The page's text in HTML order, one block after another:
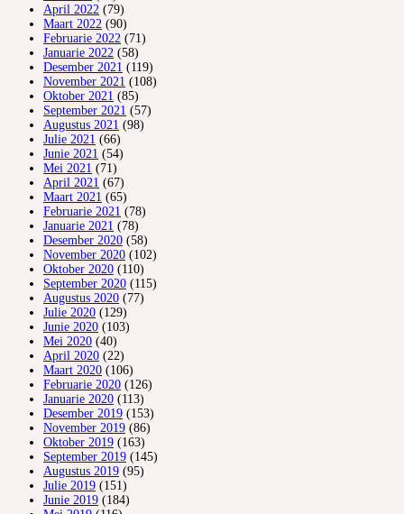
April 2022 (79)
Maart 2022 (90)
Februarie 2022 (71)
Januarie 2022 (58)
Desember 2021 (119)
November 2021 (108)
Oktober 2021 (85)
September 2021 (57)
Augustus 2021 (98)
Julie 2021 (66)
Junie 2021 (54)
Mei 2021 (71)
April 2021 (67)
Maart 2021 (65)
Februarie 2021 (78)
Januarie 2021 (78)
Desember 2020 (58)
November 2020 (102)
Oktober 2020 (110)
September 2020 (115)
Augustus 2020 (77)
Julie 2020 (129)
Junie 2020 (103)
Mei 2020 (40)
April 2020 (22)
Maart 2020 (106)
Februarie 2020 (126)
Januarie 2020 (113)
Desember 2019 (153)
November 2019 (86)
Oktober 2019 (163)
September 2019 (145)
Augustus 2019 (95)
Julie 2019 (151)
Junie 2019 (184)